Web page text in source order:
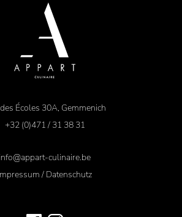
Écoles 30A, Gemmenich
+32 (0)471 / 31 38 31
info@appart-culinaire.be
/ Datenschutz